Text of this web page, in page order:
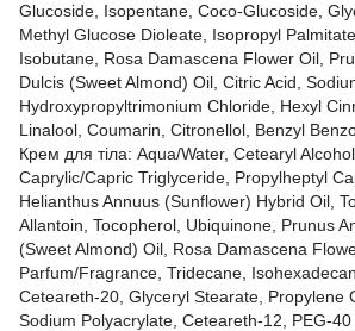
Glucoside, Isopentane, Coco-Glucoside,
Methyl Glucose Dioleate, Isopropyl
Isobutane, Rosa Damascena Flower Oil,
Dulcis (Sweet Almond) Oil, Citric Acid,
Hydroxypropyltrimonium Chloride, Hexyl
Linalool, Coumarin, Citronellol, Benzyl
Крем для тіла: Aqua/Water, Cetearyl
Caprylic/Capric Triglyceride, Propylheptyl
Helianthus Annuus (Sunflower) Hybrid Oil,
Allantoin, Tocopherol, Ubiquinone, Prunus
(Sweet Almond) Oil, Rosa Damascena
Parfum/Fragrance, Tridecane,
Ceteareth-20, Glyceryl Stearate, Propylene
Sodium Polyacrylate, Ceteareth-12, PEG-